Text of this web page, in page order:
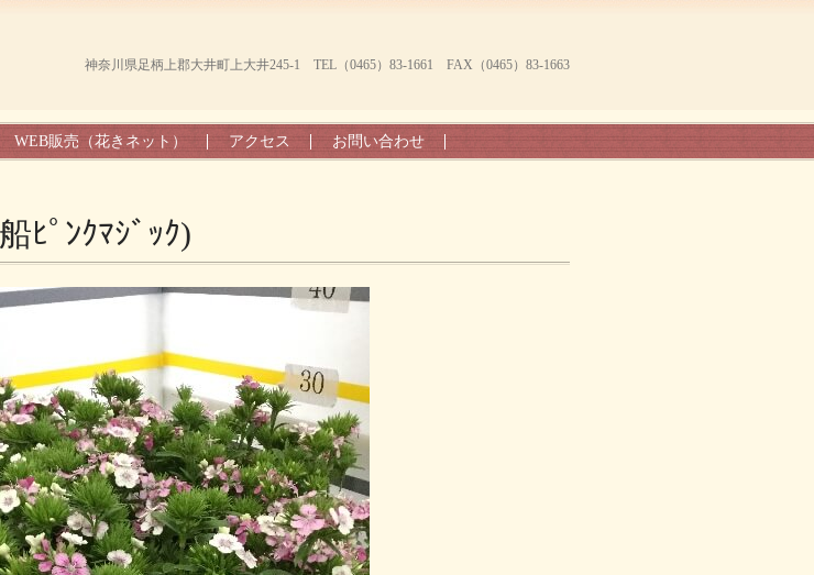
神奈川県足柄上郡大井町上大井245-1 TEL（0465）83-1661 FAX（0465）83-1663
WEB販売（花きネット） アクセス お問い合わせ
ﾋﾟﾝｸﾏｼﾞｯｸ)